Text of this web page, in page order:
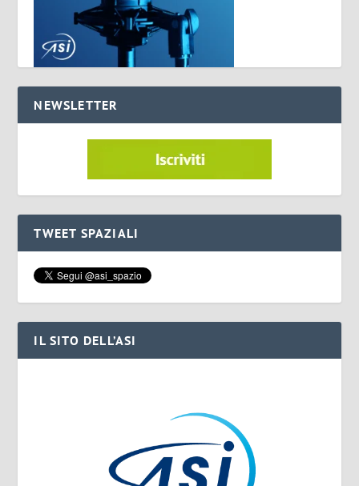
NEWSLETTER
TWEET SPAZIALI
IL SITO DELL’ASI